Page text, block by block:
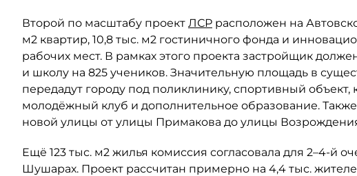
Второй по масштабу проект ЛСР расположен на
м2 квартир, 10,8 тыс. м2 гостиничного фонда и
рабочих мест. В рамках этого проекта застройщик
и школу на 825 учеников. Значительную площадь в
передадут городу под поликлинику, спортивный
молодёжный клуб и дополнительное образование.
новой улицы от улицы Примакова до улицы
Ещё 123 тыс. м2 жилья комиссия согласовала для 2–4-й
Шушарах. Проект рассчитан примерно на 4,4 тыс.